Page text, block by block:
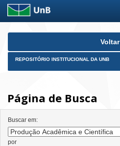
Skip
Voltar
REPOSITÓRIO INSTITUCIONAL DA UNB
Página de Busca
Buscar em:
por